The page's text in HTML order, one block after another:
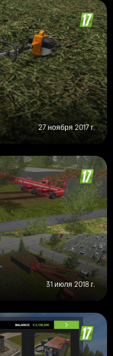
27 ноября 2017 г.
31 июля 2018 г.